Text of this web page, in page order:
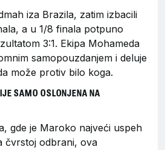
iza Brazila, zatim izbacili
a u 1/8 finala potpuno
3:1. Ekipa Mohameda
samopouzdanjem i deluje
može protiv bilo koga.
SAMO OSLONJENA NA
gde je Maroko najveći uspeh
čvrstoj odbrani, ova